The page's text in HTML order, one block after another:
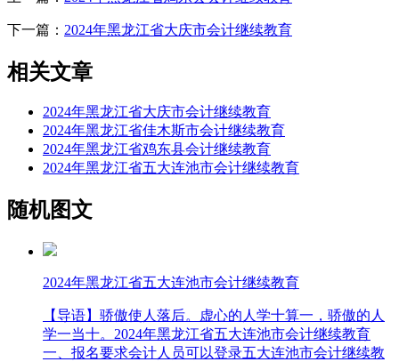
下一篇： 2024年黑龙江省大庆市会计继续教育
相关文章
2024年黑龙江省大庆市会计继续教育
2024年黑龙江省佳木斯市会计继续教育
2024年黑龙江省鸡东县会计继续教育
2024年黑龙江省五大连池市会计继续教育
随机图文
2024年黑龙江省五大连池市会计继续教育
【导语】骄傲使人落后。虚心的人学十算一，骄傲的人
学一当十。2024年黑龙江省五大连池市会计继续教育
一、报名要求会计人员可以登录五大连池市会计继续教